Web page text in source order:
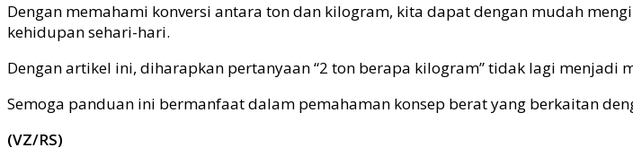
Dengan memahami konversi antara ton dan kilogram, kita dapat dengan mudah
kehidupan sehari-hari.
Dengan artikel ini, diharapkan pertanyaan “2 ton berapa kilogram” tidak lagi menjadi
Semoga panduan ini bermanfaat dalam pemahaman konsep berat yang berkaitan
(VZ/RS)